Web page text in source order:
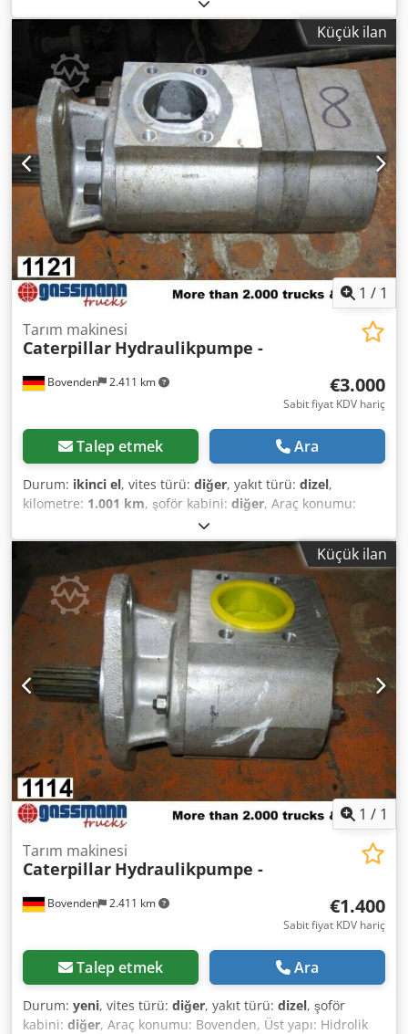
4728J7392 AKSESUAR BİLGİLERİ GARANTİSİZ, değişiklikler,
ara satış ve hatalar saklıdır! Dsdpfsi Rn Uqjx AhasckKüçük ilan
1 / 1
Bovenden 2.411 km
Tarım makinesi
Caterpillar Hydraulikpumpe -
€3.000
Sabit fiyat KDV hariç
Talep etmek Ara
Durum: ikinci el, vites türü: diğer, yakıt türü: dizel,
kilometre: 1.001 km, şoför kabini: diğer, Araç konumu:
Bovenden, Djdpfx Aei Rpbdjhaeck Üst yapı: Hidrolik pompa
KULLANILMIŞ No.: 10759J8766 AKSESUAR BİLGİLERİ
GARANTİSİZ, değişiklik, ara satış ve hatalar saklıdır!Küçük ilan
1 / 1
Bovenden 2.411 km
Tarım makinesi
Caterpillar Hydraulikpumpe -
€1.400
Sabit fiyat KDV hariç
Talep etmek Ara
Durum: yeni, vites türü: diğer, yakıt türü: dizel, şoför
kabini: diğer, Araç konumu: Bovenden, Üst yapı: Hidrolik